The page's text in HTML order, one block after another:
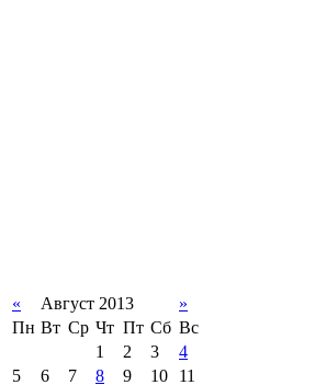
« Август 2013
»
Пн Вт Ср Чт Пт Сб Вс
1
2 3
4
5
6 7 8 9 10
11